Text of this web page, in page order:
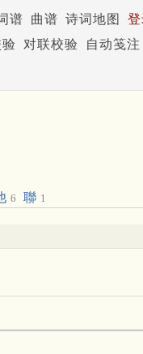
谱 曲谱 诗词地图
对联校验
自动笺注
6 聯 1